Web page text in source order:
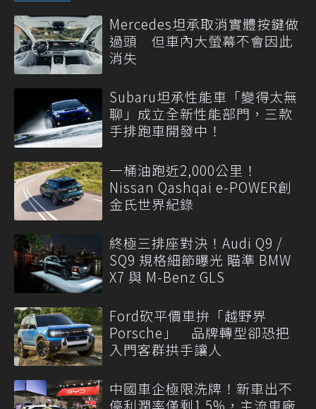
Mercedes坦承取消實體按鍵做
過頭 但車內大螢幕不會因此
消失
Subaru坦承性能車「變得太無
聊」成立全新性能部門，三款
手排跑車開發中！
一桶油跑近2,000公里！
Nissan Qashqai e-POWER創
金氏世界紀錄
終極三排座對決！Audi Q9 /
SQ9 規格細節曝光 瞄準 BMW
X7 與 M-Benz GLS
Ford砍平價車拚「越野界
Porsche」 品牌轉型卻恐把
入門客群拱手讓人
中國車企極限洗牌！新車出不